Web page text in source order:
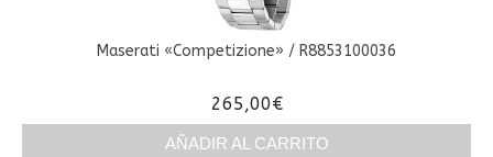
Maserati «Competizione» / R8853100036
265,00€
AÑADIR AL CARRITO